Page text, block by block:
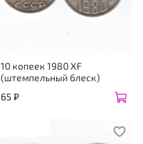
10 копеек 1980 XF
(штемпельный блеск)
65 ₽